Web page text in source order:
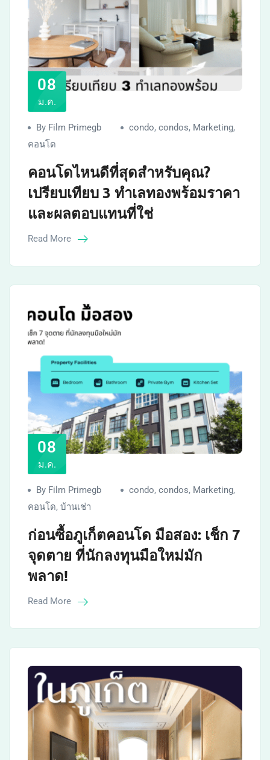
08
ม.ค.
By Film Primegb condo, condos, Marketing,
คอนโด
คอนโดไหนดีที่สุดสำหรับคุณ?
เปรียบเทียบ 3 ทำเลทองพร้อมราคา
และผลตอบแทนที่ใช่
Read More
08
ม.ค.
By Film Primegb condo, condos, Marketing,
คอนโด, บ้านเช่า
ก่อนซื้อภูเก็ตคอนโด มือสอง: เช็ก 7
จุดตาย ที่นักลงทุนมือใหม่มัก
พลาด!
Read More